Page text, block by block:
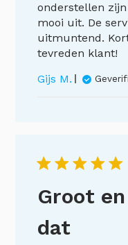
onderstellen
mooi uit. De
uitmuntend.
tevreden klant!
Gijs M.
Groot
dat